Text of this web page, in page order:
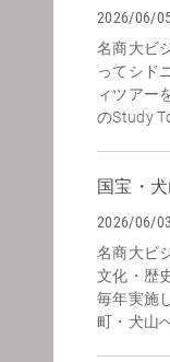
2026/06/
名商大ビ
ってシド
ィツアー
のStudy
国宝・
2026/06/03
名商大ビ
文化・歴
毎年実施
町・犬山